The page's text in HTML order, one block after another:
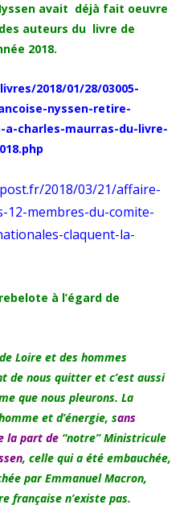
avait déjà fait oeuvre
auteurs du livre de
2018.
2018/01/28/03005-
nyssen-retire-
charles-maurras-du-livre-
2018/03/21/affaire-
12-membres-du-comite-
claquent-la-
à l’égard de
Loire et des hommes
de nous quitter et c’est aussi
que nous pleurons. La
et d’énergie, sans
la part de “notre” Ministricule
, celle qui a été embauchée,
par Emmanuel Macron,
française n’existe pas.